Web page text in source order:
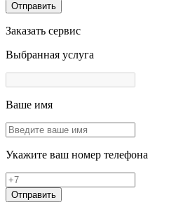
Отправить
Заказать сервис
Выбранная услуга
Ваше имя
Укажите ваш номер телефона
Отправить